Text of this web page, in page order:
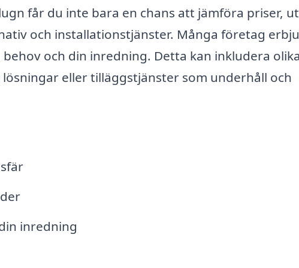
får du inte bara en chans att jämföra priser,
och installationstjänster. Många företag
och din inredning. Detta kan inkludera olika
eller tilläggstjänster som underhåll och
inredning